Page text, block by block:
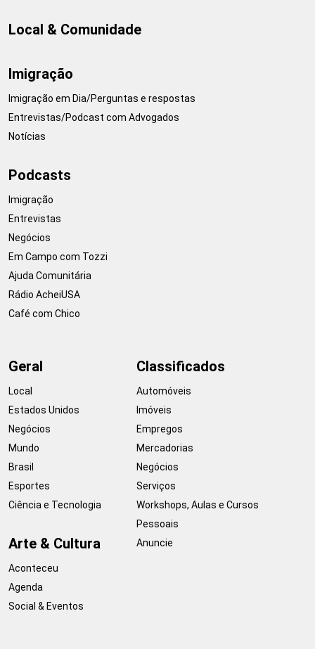
Local & Comunidade
Imigração
Imigração em Dia/Perguntas e respostas
Entrevistas/Podcast com Advogados
Notícias
Podcasts
Imigração
Entrevistas
Negócios
Em Campo com Tozzi
Ajuda Comunitária
Rádio AcheiUSA
Café com Chico
Geral
Local
Estados Unidos
Negócios
Mundo
Brasil
Esportes
Ciência e Tecnologia
Arte & Cultura
Aconteceu
Agenda
Social & Eventos
Classificados
Automóveis
Imóveis
Empregos
Mercadorias
Negócios
Serviços
Workshops, Aulas e Cursos
Pessoais
Anuncie